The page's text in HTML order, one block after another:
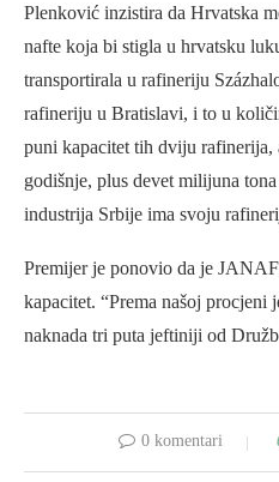
Plenković inzistira da Hrvatska
nafte koja bi stigla u hrvatsku
transportirala u rafineriju
rafineriju u Bratislavi, i to u
puni kapacitet tih dviju rafinerija,
godišnje, plus devet milijuna
industrija Srbije ima svoju
Premijer je ponovio da je
kapacitet. “Prema našoj procjeni
naknada tri puta jeftiniji od
0 komentari